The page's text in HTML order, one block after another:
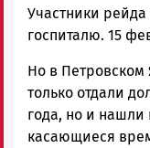
Участники
госпиталю. 15
Но в Петровском
только отдали
года, но и нашли
касающиеся